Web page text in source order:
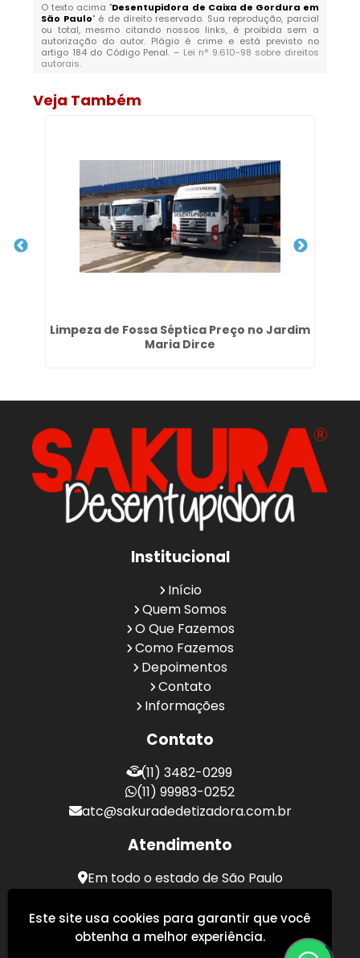
O texto acima "Desentupidora de Caixa de Gordura em
São Paulo" é de direito reservado. Sua reprodução, parcial
ou total, mesmo citando nossos links, é proibida sem a
autorização do autor. Plágio é crime e está previsto no
artigo 184 do Código Penal. – Lei n° 9.610-98 sobre direitos
autorais.
Veja Também
Limpeza de Fossa Séptica Preço no Jardim
Maria Dirce
Institucional
Início
Quem Somos
O Que Fazemos
Como Fazemos
Depoimentos
Contato
Informações
Contato
(11) 3482-0299
(11) 99983-0252
atc@sakuradedetizadora.com.br
Atendimento
Em todo o estado de São Paulo
Este site usa cookies para garantir que você
obtenha a melhor experiência.